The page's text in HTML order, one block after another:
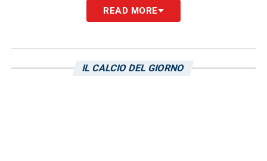
READ MORE
IL CALCIO DEL GIORNO